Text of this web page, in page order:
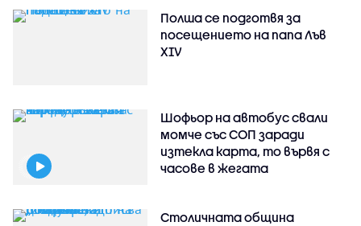
Полша се подготвя за
посещението на папа Лъв
XIV
Шофьор на автобус свали
момче със СОП заради
изтекла карта, то вървя с
часове в жегата
Столичната община